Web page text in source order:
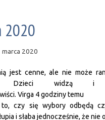
2020
2020
jest cenne, ale nie może
Dzieci widzą i
Virga 4 godziny temu
czy się wybory odbędą
i słaba jednocześnie, że nie